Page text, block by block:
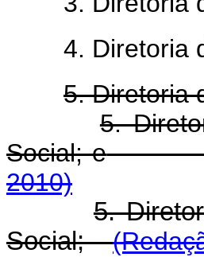
4. Diretoria
5. Diretoria
5.
Social; e
2010)
5.
Social;